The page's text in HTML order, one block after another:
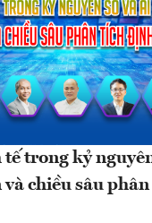
trong kỷ
chiều sâu